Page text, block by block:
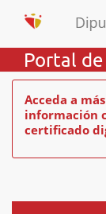
Portal
Acceda a más
información
certificado